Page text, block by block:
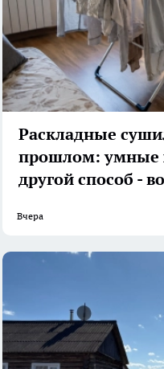
Раскладные
прошлом: умные
другой способ -
Вчера